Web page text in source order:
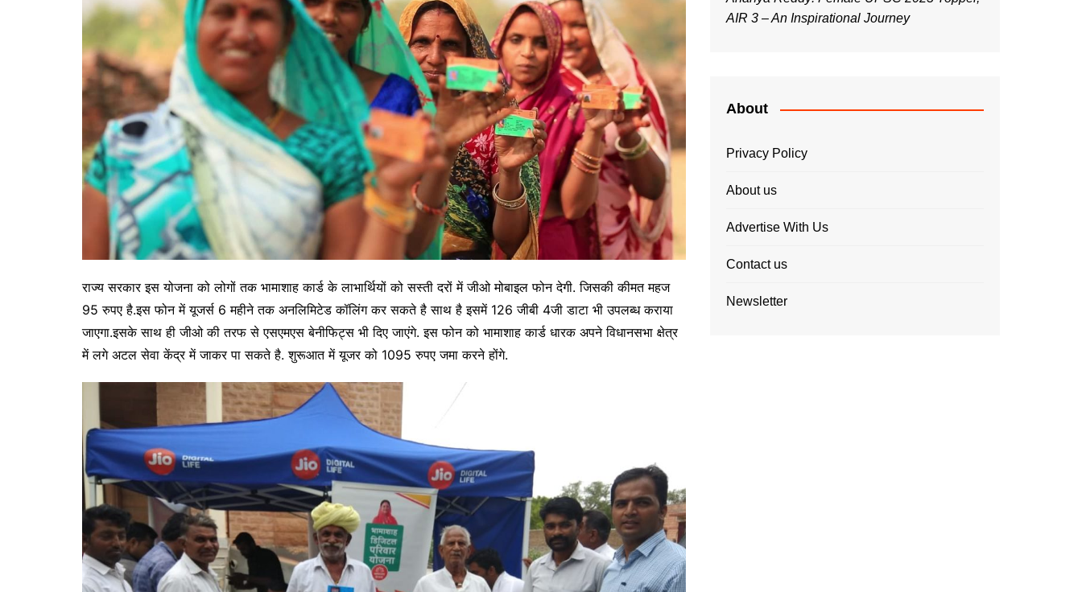
राज्य सरकार इस योजना को लोगों तक भामाशाह कार्ड के लाभार्थियों को सस्ती दरों में जीओ मोबाइल फोन देगी. जिसकी कीमत महज
95 रुपए है.इस फोन में यूजर्स 6 महीने तक अनलिमिटेड कॉलिंग कर सकते है साथ है इसमें 126 जीबी 4जी डाटा भी उपलब्ध कराया
जाएगा.इसके साथ ही जीओ की तरफ से एसएमएस बेनीफिट्स भी दिए जाएंगे. इस फोन को भामाशाह कार्ड धारक अपने विधानसभा क्षेत्र
में लगे अटल सेवा केंद्र में जाकर पा सकते है. शुरूआत में यूजर को 1095 रुपए जमा करने होंगे.
AIR 3 – An Inspirational Journey
About
Privacy Policy
About us
Advertise With Us
Contact us
Newsletter